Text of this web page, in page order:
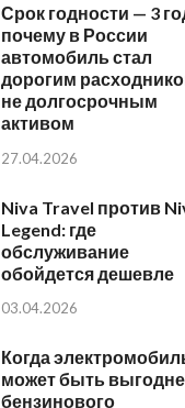
Срок годности — 3
почему в России
автомобиль стал
дорогим
не долгосрочным
активом
27.04.2026
Niva Travel против
Legend: где
обслуживание
обойдется дешевле
03.04.2026
Когда
может быть
бензинового